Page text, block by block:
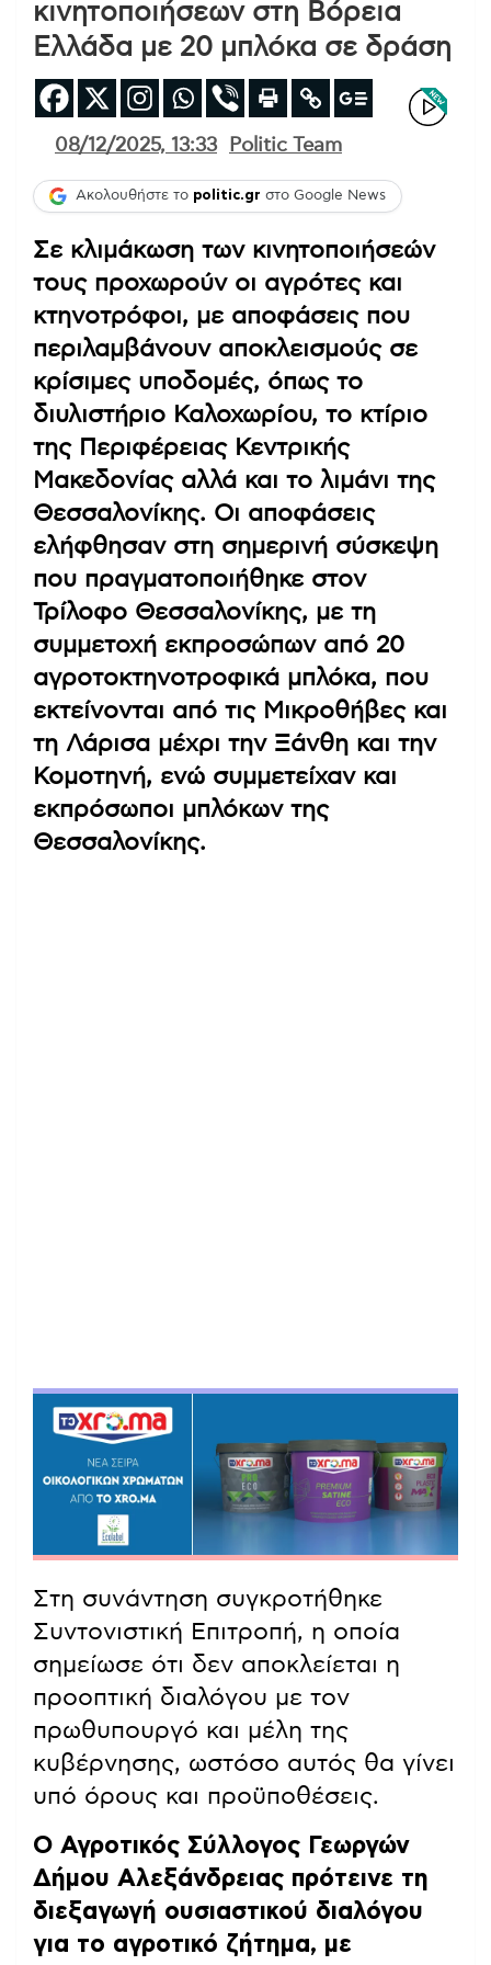
κινητοποιήσεων στη Βόρεια
Ελλάδα με 20 μπλόκα σε δράση
08/12/2025, 13:33 Politic Team
Ακολουθήστε το politic.gr στο Google News
Σε κλιμάκωση των κινητοποιήσεών
τους προχωρούν οι αγρότες και
κτηνοτρόφοι, με αποφάσεις που
περιλαμβάνουν αποκλεισμούς σε
κρίσιμες υποδομές, όπως το
διυλιστήριο Καλοχωρίου, το κτίριο
της Περιφέρειας Κεντρικής
Μακεδονίας αλλά και το λιμάνι της
Θεσσαλονίκης. Οι αποφάσεις
ελήφθησαν στη σημερινή σύσκεψη
που πραγματοποιήθηκε στον
Τρίλοφο Θεσσαλονίκης, με τη
συμμετοχή εκπροσώπων από 20
αγροτοκτηνοτροφικά μπλόκα, που
εκτείνονται από τις Μικροθήβες και
τη Λάρισα μέχρι την Ξάνθη και την
Κομοτηνή, ενώ συμμετείχαν και
εκπρόσωποι μπλόκων της
Θεσσαλονίκης.
Στη συνάντηση συγκροτήθηκε
Συντονιστική Επιτροπή, η οποία
σημείωσε ότι δεν αποκλείεται η
προοπτική διαλόγου με τον
πρωθυπουργό και μέλη της
κυβέρνησης, ωστόσο αυτός θα γίνει
υπό όρους και προϋποθέσεις.
Ο Αγροτικός Σύλλογος Γεωργών
Δήμου Αλεξάνδρειας πρότεινε τη
διεξαγωγή ουσιαστικού διαλόγου
για το αγροτικό ζήτημα, με